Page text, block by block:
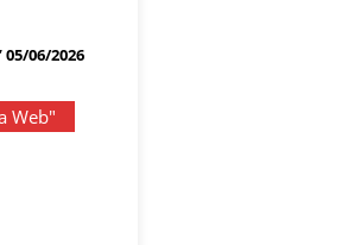
06/2026
Web"